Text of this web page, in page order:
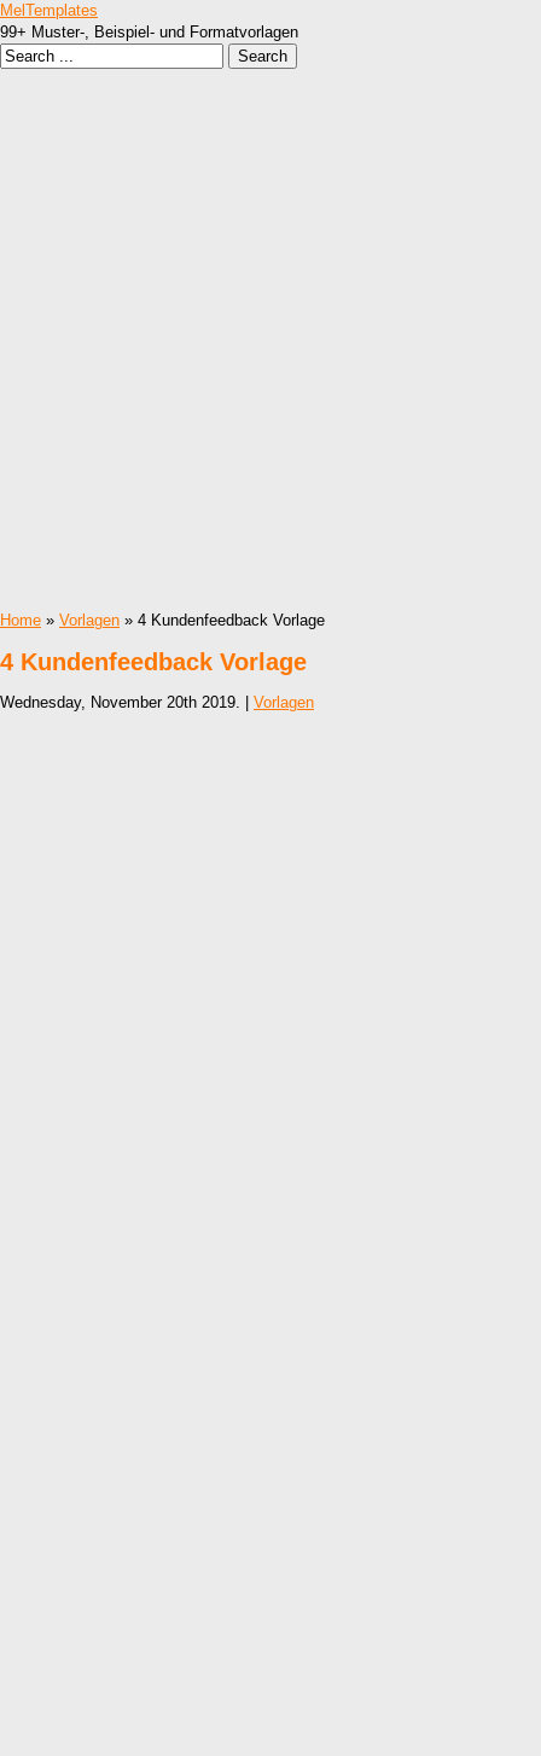
MelTemplates
99+ Muster-, Beispiel- und Formatvorlagen
Home » Vorlagen » 4 Kundenfeedback Vorlage
4 Kundenfeedback Vorlage
Wednesday, November 20th 2019. | Vorlagen